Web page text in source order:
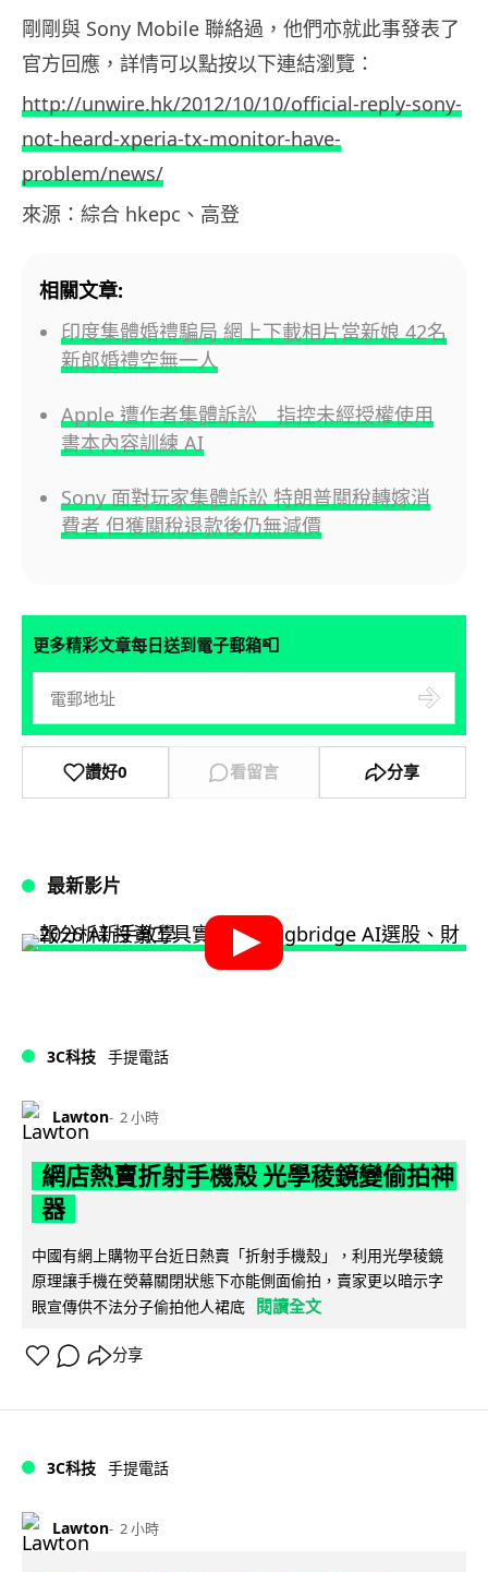
剛剛與 Sony Mobile 聯絡過，他們亦就此事發表了
官方回應，詳情可以點按以下連結瀏覽：
http://unwire.hk/2012/10/10/official-reply-sony-
not-heard-xperia-tx-monitor-have-
problem/news/
來源：綜合 hkepc、高登
相關文章:
印度集體婚禮騙局 網上下載相片當新娘 42名
新郎婚禮空無一人
Apple 遭作者集體訴訟 指控未經授權使用
書本內容訓練 AI
Sony 面對玩家集體訴訟 特朗普關稅轉嫁消
費者 但獲關稅退款後仍無減價
更多精彩文章每日送到電子郵箱📮
讚好0 看留言 分享
最新影片
3C科技 手提電話
Lawton 2 小時
網店熱賣折射手機殼 光學稜鏡變偷拍神
器
中國有網上購物平台近日熱賣「折射手機殼」，利用光學稜鏡
原理讓手機在熒幕關閉狀態下亦能側面偷拍，賣家更以暗示字
眼宣傳供不法分子偷拍他人裙底
閱讀全文
分享
3C科技 手提電話
Lawton 2 小時